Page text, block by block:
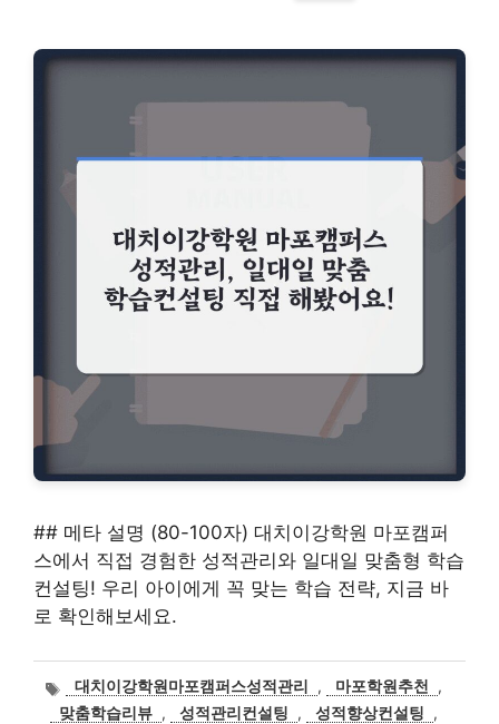
## 메타 설명 (80-100자) 대치이강학원 마포캠퍼
스에서 직접 경험한 성적관리와 일대일 맞춤형 학습
컨설팅! 우리 아이에게 꼭 맞는 학습 전략, 지금 바
로 확인해보세요.
태
그
대치이강학원마포캠퍼스성적관리 , 마포학원추천
,
맞춤학습리뷰 , 성적관리컨설팅 , 성적향상컨설팅
,